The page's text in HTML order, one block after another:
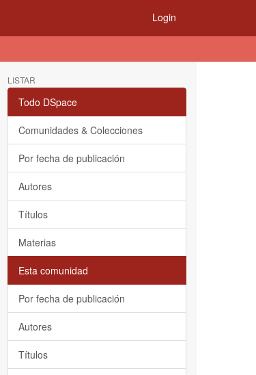
Login
LISTAR
Todo DSpace
Comunidades & Colecciones
Por fecha de publicación
Autores
Títulos
Materias
Esta comunidad
Por fecha de publicación
Autores
Títulos